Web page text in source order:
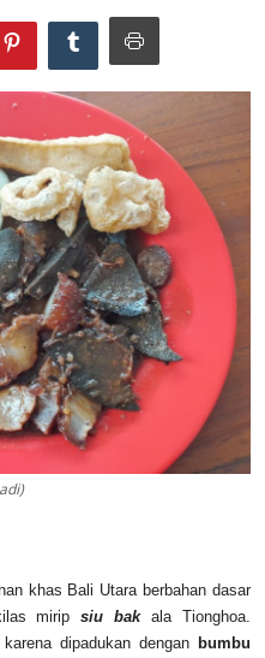
khas Bali Utara berbahan dasar
miripsiu bakala Tionghoa.
dipadukan dengan bumbu